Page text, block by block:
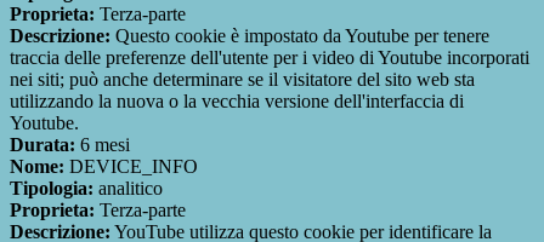
Proprieta: Terza-parte
Descrizione: Questo cookie è impostato da Youtube per tenere
traccia delle preferenze dell'utente per i video di Youtube incorporati
nei siti; può anche determinare se il visitatore del sito web sta
utilizzando la nuova o la vecchia versione dell'interfaccia di
Youtube.
Durata: 6 mesi
Nome: DEVICE_INFO
Tipologia: analitico
Proprieta: Terza-parte
Descrizione: YouTube utilizza questo cookie per identificare la